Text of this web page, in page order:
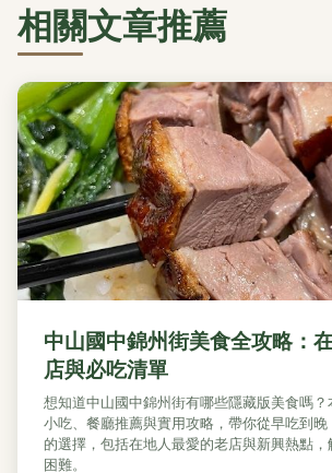
相關文章推薦
中山國中錦州街美食全攻略：
店與必吃清單
想知道中山國中錦州街有哪些隱藏版美食嗎
小吃、餐廳推薦與實用攻略，帶你從早吃到
的選擇，包括在地人最愛的老店與新興熱點
困難。